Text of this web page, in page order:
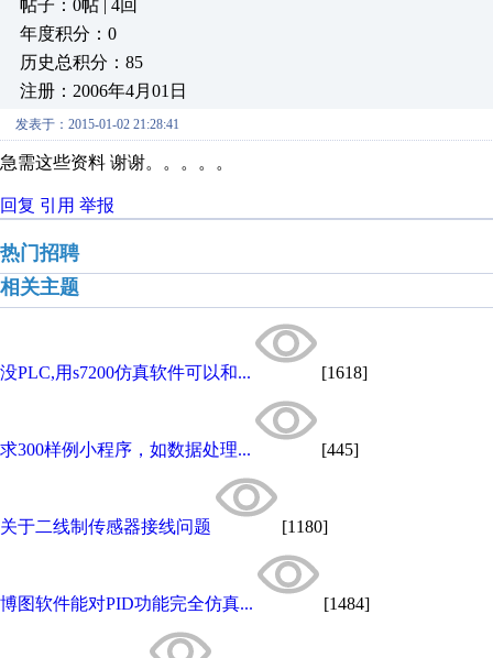
帖子：0帖 | 4回
年度积分：0
历史总积分：85
注册：2006年4月01日
发表于：2015-01-02 21:28:41
急需这些资料 谢谢。。。。。
回复 引用 举报
热门招聘
相关主题
没PLC,用s7200仿真软件可以和... [1618]
求300样例小程序，如数据处理... [445]
关于二线制传感器接线问题 [1180]
博图软件能对PID功能完全仿真... [1484]